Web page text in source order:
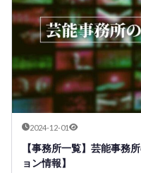
2024-12-01
【事務所一覧】芸能事務
ョン情報】